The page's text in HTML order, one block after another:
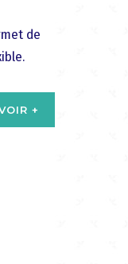
de
+